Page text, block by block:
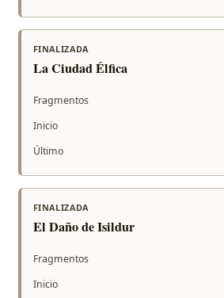
FINALIZADA
La Ciudad Élfica
Fragmentos
Inicio
Último
FINALIZADA
El Daño de Isildur
Fragmentos
Inicio